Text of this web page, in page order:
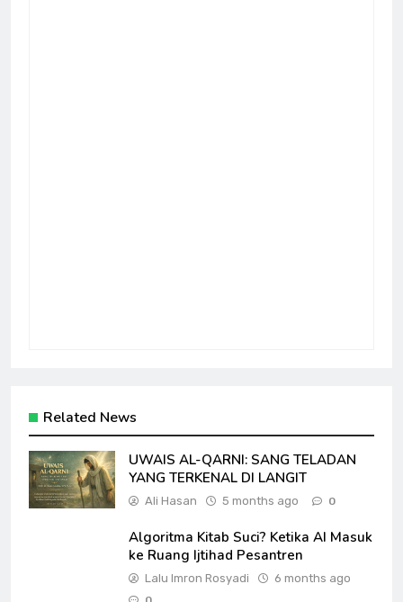
Related News
UWAIS AL-QARNI: SANG TELADAN
YANG TERKENAL DI LANGIT
Ali Hasan 5 months ago 0
Algoritma Kitab Suci? Ketika AI Masuk
ke Ruang Ijtihad Pesantren
Lalu Imron Rosyadi 6 months ago